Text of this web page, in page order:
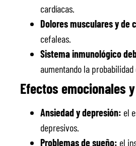
cardíacas.
Dolores musculares y de
cefaleas.
Sistema inmunológico
aumentando la
Efectos emocionales
Ansiedad y depresión: el
depresivos.
Problemas de sueño: el